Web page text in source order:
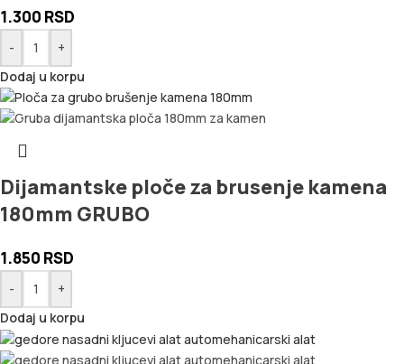
1.300 RSD
-
+
Dodaj u korpu
Dijamantske ploče za brusenje kamena
180mm GRUBO
1.850 RSD
-
+
Dodaj u korpu